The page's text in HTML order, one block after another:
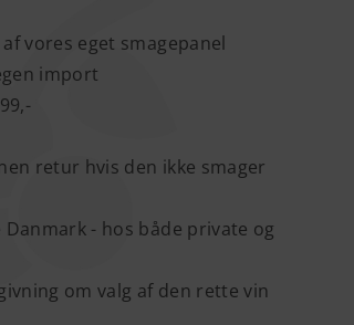
vores eget smagepanel
import
retur hvis den ikke smager
- hos både private og
om valg af den rette vin